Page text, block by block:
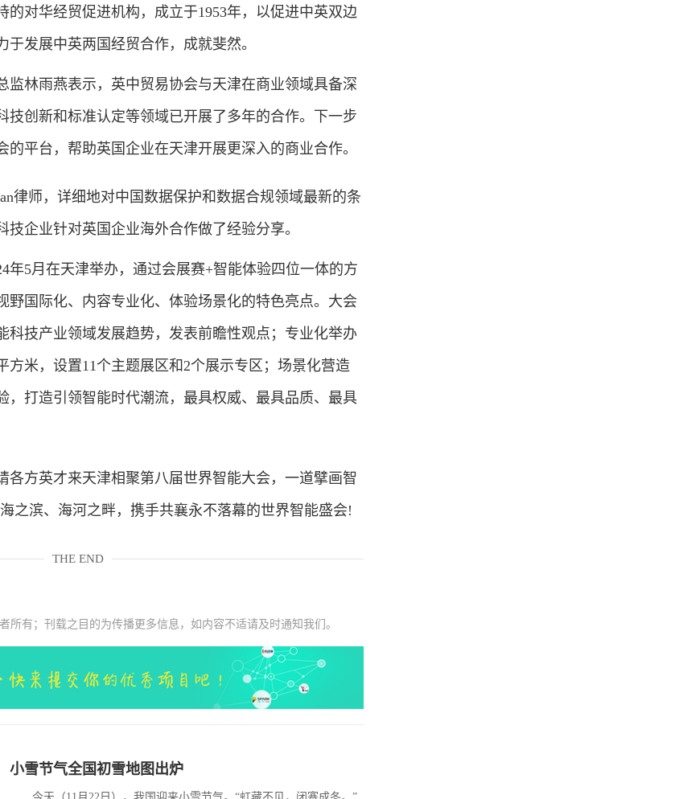
的对华经贸促进机构，成立于1953年，以促进中英双边
发展中英两国经贸合作，成就斐然。
林雨燕表示，英中贸易协会与天津在商业领域具备深
技创新和标准认定等领域已开展了多年的合作。下一步
平台，帮助英国企业在天津开展更深入的商业合作。
师，详细地对中国数据保护和数据合规领域最新的条
企业针对英国企业海外合作做了经验分享。
5月在天津举办，通过会展赛+智能体验四位一体的方
野国际化、内容专业化、体验场景化的特色亮点。大会
科技产业领域发展趋势，发表前瞻性观点；专业化举办
方米，设置11个主题展区和2个展示专区；场景化营造
，打造引领智能时代潮流，最具权威、最具品质、最具
方英才来天津相聚第八届世界智能大会，一道擘画智
之滨、海河之畔，携手共襄永不落幕的世界智能盛会!
THE END
所有；刊载之目的为传播更多信息，如内容不适请及时通知我们。
小雪节气全国初雪地图出炉